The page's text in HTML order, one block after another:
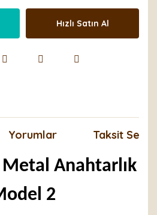
Hızlı Satın Al
Yorumlar Taksit
Metal Anahtarlık
2